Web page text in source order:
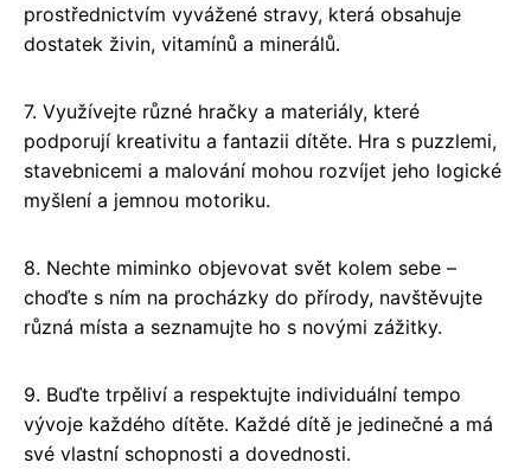
prostřednictvím vyvážené stravy, která obsahuje
dostatek živin, vitamínů a minerálů.
7. Využívejte různé hračky a materiály, které
podporují kreativitu a fantazii dítěte. Hra s puzzlemi,
stavebnicemi a malování mohou rozvíjet jeho logické
myšlení a jemnou motoriku.
8. Nechte miminko objevovat svět kolem sebe –
choďte s ním na procházky do přírody, navštěvujte
různá místa a seznamujte ho s novými zážitky.
9. Buďte trpěliví a respektujte individuální tempo
vývoje každého dítěte. Každé dítě je jedinečné a má
své vlastní schopnosti a dovednosti.